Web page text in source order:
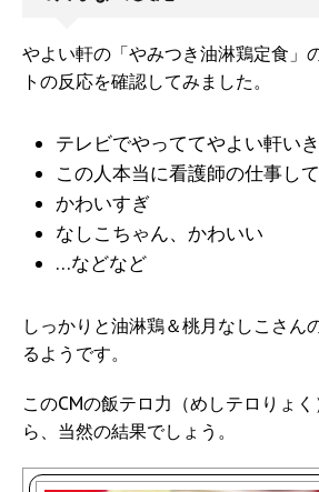
やよい軒の「やみつき油淋鶏定食」
トの反応を確認してみました。
テレビでやっててやよい軒い
この人本当に看護師の仕事し
かわいすぎ
なしこちゃん、かわいい
…などなど
しっかりと油淋鶏＆桃月なしこさん
るようです。
このCMの飯テロ力（めしテロりょ
ら、当然の結果でしょう。